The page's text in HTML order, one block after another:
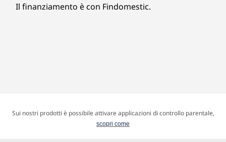
Il finanziamento è con Findomestic.
Sui nostri prodotti è possibile attivare applicazioni di controllo parentale,
scopri come